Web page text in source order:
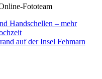
Fototeam
Handschellen – mehr
auf der Insel Fehmarn